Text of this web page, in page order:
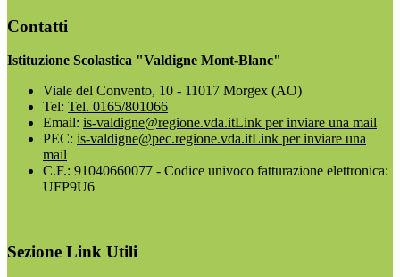
Contatti
Istituzione Scolastica "Valdigne Mont-Blanc"
Viale del Convento, 10 - 11017 Morgex (AO)
Tel: Tel. 0165/801066
Email: is-valdigne@regione.vda.itLink per inviare una mail
PEC: is-valdigne@pec.regione.vda.itLink per inviare una
mail
C.F.: 91040660077 - Codice univoco fatturazione elettronica:
UFP9U6
Sezione Link Utili